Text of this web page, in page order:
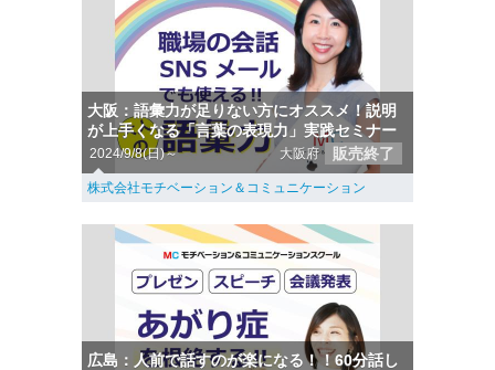
大阪：語彙力が足りない方にオススメ！説明
が上手くなる「言葉の表現力」実践セミナー
2024/9/8(日)～ 大阪府 販売終了
株式会社モチベーション＆コミュニケーション
広島：人前で話すのが楽になる！！60分話し